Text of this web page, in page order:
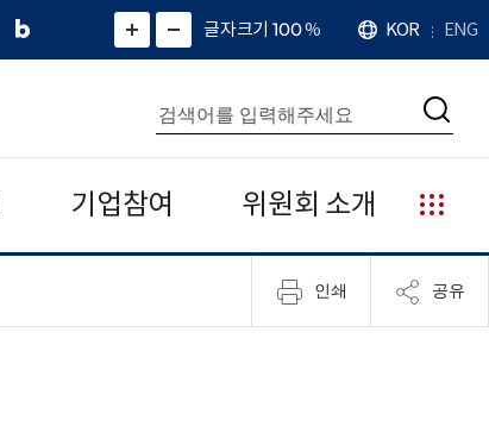
네
그
)
화
면
면
소
확
대
치
글자크기 100%
언
어
KOR ENG
통
합
검
색
검
기업참여 위원회 소개
누
리
집
안
인쇄 공유